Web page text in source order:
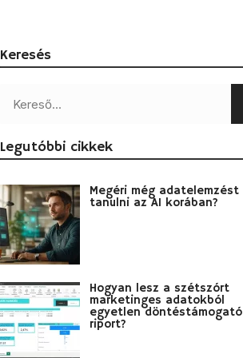
Keresés
Legutóbbi cikkek
Megéri még adatelemzést
tanulni az AI korában?
Hogyan lesz a szétszórt
marketinges adatokból
egyetlen döntéstámogató
riport?